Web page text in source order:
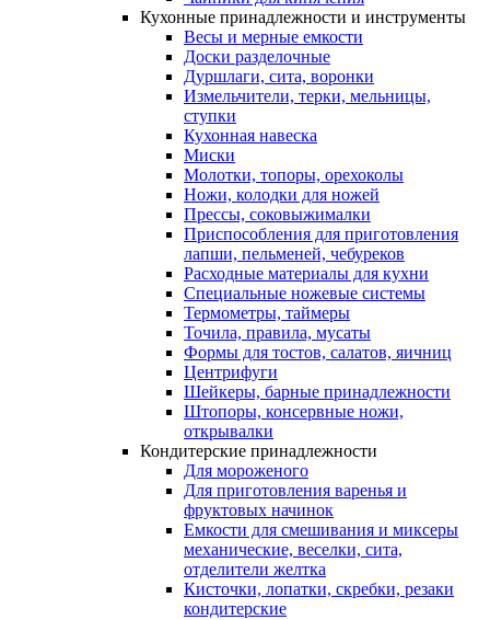
Кухонные принадлежности и инструменты
Весы и мерные емкости
Доски разделочные
Дуршлаги, сита, воронки
Измельчители, терки, мельницы,
ступки
Кухонная навеска
Миски
Молотки, топоры, орехоколы
Ножи, колодки для ножей
Прессы, соковыжималки
Приспособления для приготовления
лапши, пельменей, чебуреков
Расходные материалы для кухни
Специальные ножевые системы
Термометры, таймеры
Точила, правила, мусаты
Формы для тостов, салатов, яичниц
Центрифуги
Шейкеры, барные принадлежности
Штопоры, консервные ножи,
открывалки
Кондитерские принадлежности
Для мороженого
Для приготовления варенья и
фруктовых начинок
Емкости для смешивания и миксеры
механические, веселки, сита,
отделители желтка
Кисточки, лопатки, скребки, резаки
кондитерские